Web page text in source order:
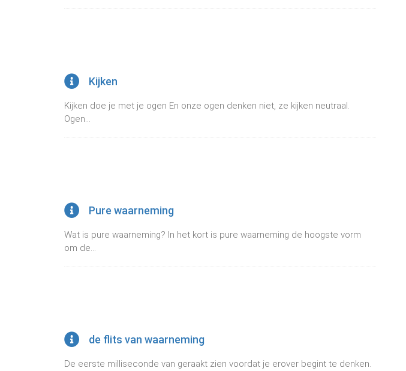
Kijken
Kijken doe je met je ogen En onze ogen denken niet, ze kijken neutraal.
Ogen...
Pure waarneming
Wat is pure waarneming? In het kort is pure waarneming de hoogste vorm
om de...
de flits van waarneming
De eerste milliseconde van geraakt zien voordat je erover begint te denken.